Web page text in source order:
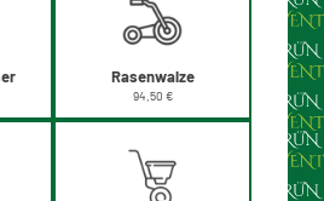
Rasenwalze
94,50 €